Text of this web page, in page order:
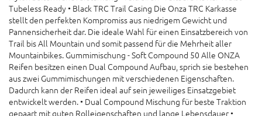
Tubeless Ready • Black TRC Trail Casing Die Onza TRC Karkasse
stellt den perfekten Kompromiss aus niedrigem Gewicht und
Pannensicherheit dar. Die ideale Wahl für einen Einsatzbereich von
Trail bis All Mountain und somit passend für die Mehrheit aller
Mountainbikes. Gummimischung - Soft Compound 50 Alle ONZA
Reifen besitzen einen Dual Compound Aufbau, sprich sie bestehen
aus zwei Gummimischungen mit verschiedenen Eigenschaften.
Dadurch kann der Reifen ideal auf sein jeweiliges Einsatzgebiet
entwickelt werden. • Dual Compound Mischung für beste Traktion
gepaart mit guten Rolleigenschaften und lange Lebensdauer •